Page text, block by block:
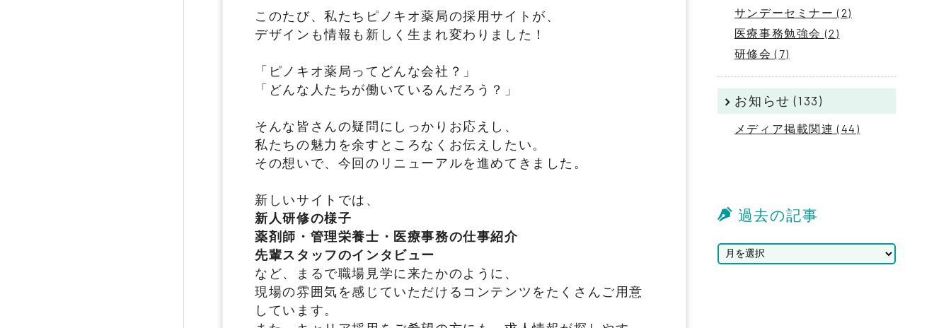
このたび、私たちピノキオ薬局の採用サイトが、
デザインも情報も新しく生まれ変わりました！
「ピノキオ薬局ってどんな会社？」
「どんな人たちが働いているんだろう？」
そんな皆さんの疑問にしっかりお応えし、
私たちの魅力を余すところなくお伝えしたい。
その想いで、今回のリニューアルを進めてきました。
新しいサイトでは、
新人研修の様子
薬剤師・管理栄養士・医療事務の仕事紹介
先輩スタッフのインタビュー
など、まるで職場見学に来たかのように、
現場の雰囲気を感じていただけるコンテンツをたくさんご用意
しています。
サンデーセミナー (2)
医療事務勉強会 (2)
研修会 (7)
お知らせ (133)
メディア掲載関連 (44)
過去の記事